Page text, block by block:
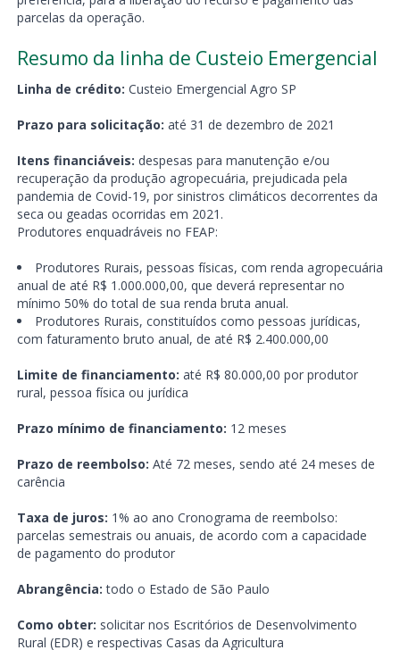
parcelas da operação.
Resumo da linha de Custeio Emergencial
Linha de crédito: Custeio Emergencial Agro SP
Prazo para solicitação: até 31 de dezembro de 2021
Itens financiáveis: despesas para manutenção e/ou
recuperação da produção agropecuária, prejudicada pela
pandemia de Covid-19, por sinistros climáticos decorrentes da
seca ou geadas ocorridas em 2021.
Produtores enquadráveis no FEAP:
Produtores Rurais, pessoas físicas, com renda agropecuária
anual de até R$ 1.000.000,00, que deverá representar no
mínimo 50% do total de sua renda bruta anual.
Produtores Rurais, constituídos como pessoas jurídicas,
com faturamento bruto anual, de até R$ 2.400.000,00
Limite de financiamento: até R$ 80.000,00 por produtor
rural, pessoa física ou jurídica
Prazo mínimo de financiamento: 12 meses
Prazo de reembolso: Até 72 meses, sendo até 24 meses de
carência
Taxa de juros: 1% ao ano Cronograma de reembolso:
parcelas semestrais ou anuais, de acordo com a capacidade
de pagamento do produtor
Abrangência: todo o Estado de São Paulo
Como obter: solicitar nos Escritórios de Desenvolvimento
Rural (EDR) e respectivas Casas da Agricultura